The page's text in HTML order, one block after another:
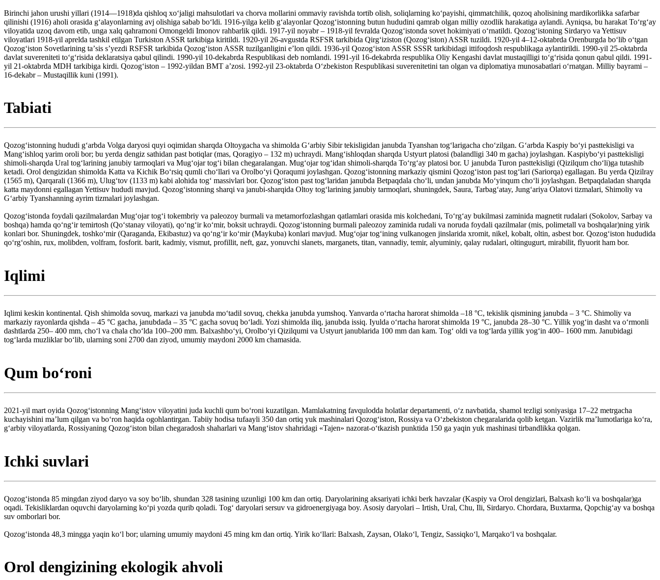
Birinchi jahon urushi yillari (1914—1918)da qishloq xoʻjaligi mahsulotlari va chorva mollarini ommaviy ravishda tortib olish, soliqlarning koʻpayishi, qimmatchilik, qozoq aholisining mardikorlikka safarbar
qilinishi (1916) aholi orasida gʻalayonlarning avj olishiga sabab boʻldi. 1916-yilga kelib gʻalayonlar Qozogʻistonning butun hududini qamrab olgan milliy ozodlik harakatiga aylandi. Ayniqsa, bu harakat Toʻrgʻay
viloyatida uzoq davom etib, unga xalq qahramoni Omongeldi Imonov rahbarlik qildi. 1917-yil noyabr – 1918-yil fevralda Qozogʻistonda sovet hokimiyati oʻrnatildi. Qozogʻistoning Sirdaryo va Yettisuv
viloyatlari 1918-yil aprelda tashkil etilgan Turkiston ASSR tarkibiga kiritildi. 1920-yil 26-avgustda RSFSR tarkibida Qirgʻiziston (Qozogʻiston) ASSR tuzildi. 1920-yil 4–12-oktabrda Orenburgda boʻlib oʻtgan
Qozogʻiston Sovetlarining taʼsis sʼyezdi RSFSR tarkibida Qozogʻiston ASSR tuzilganligini eʼlon qildi. 1936-yil Qozogʻiston ASSR SSSR tarkibidagi ittifoqdosh respublikaga aylantirildi. 1990-yil 25-oktabrda
davlat suvereniteti toʻgʻrisida deklaratsiya qabul qilindi. 1990-yil 10-dekabrda Respublikasi deb nomlandi. 1991-yil 16-dekabrda respublika Oliy Kengashi davlat mustaqilligi toʻgʻrisida qonun qabul qildi. 1991-
yil 21-oktabrda MDH tarkibiga kirdi. Qozogʻiston – 1992-yildan BMT aʼzosi. 1992-yil 23-oktabrda Oʻzbekiston Respublikasi suverenitetini tan olgan va diplomatiya munosabatlari oʻrnatgan. Milliy bayrami –
16-dekabr – Mustaqillik kuni (1991).
Tabiati
Qozogʻistonning hududi gʻarbda Volga daryosi quyi oqimidan sharqda Oltoygacha va shimolda Gʻarbiy Sibir tekisligidan janubda Tyanshan togʻlarigacha choʻzilgan. Gʻarbda Kaspiy boʻyi pasttekisligi va
Mangʻishloq yarim oroli bor; bu yerda dengiz sathidan past botiqlar (mas, Qoragiyo – 132 m) uchraydi. Mangʻishloqdan sharqda Ustyurt platosi (balandligi 340 m gacha) joylashgan. Kaspiyboʻyi pasttekisligi
shimoli-sharqda Ural togʻlarining janubiy tarmoqlari va Mugʻojar togʻi bilan chegaralangan. Mugʻojar togʻidan shimoli-sharqda Toʻrgʻay platosi bor. U janubda Turon pasttekisligi (Qizilqum choʻli)ga tutashib
ketadi. Orol dengizidan shimolda Katta va Kichik Boʻrsiq qumli choʻllari va Orolboʻyi Qoraqumi joylashgan. Qozogʻistonning markaziy qismini Qozogʻiston past togʻlari (Sariorqa) egallagan. Bu yerda Qizilray
(1565 m), Qarqarali (1366 m), Ulugʻtov (1133 m) kabi alohida togʻ massivlari bor. Qozogʻiston past togʻlaridan janubda Betpaqdala choʻli, undan janubda Moʻyinqum choʻli joylashgan. Betpaqdaladan sharqda
katta maydonni egallagan Yettisuv hududi mavjud. Qozogʻistonning sharqi va janubi-sharqida Oltoy togʻlarining janubiy tarmoqlari, shuningdek, Saura, Tarbagʻatay, Jungʻariya Olatovi tizmalari, Shimoliy va
Gʻarbiy Tyanshanning ayrim tizmalari joylashgan.
Qozogʻistonda foydali qazilmalardan Mugʻojar togʻi tokembriy va paleozoy burmali va metamorfozlashgan qatlamlari orasida mis kolchedani, Toʻrgʻay bukilmasi zaminida magnetit rudalari (Sokolov, Sarbay va
boshqa) hamda qoʻngʻir temirtosh (Qoʻstanay viloyati), qoʻngʻir koʻmir, boksit uchraydi. Qozogʻistonning burmali paleozoy zaminida rudali va noruda foydali qazilmalar (mis, polimetall va boshqalar)ning yirik
konlari bor. Shuningdek, toshkoʻmir (Qaraganda, Ekibastuz) va qoʻngʻir koʻmir (Maykuba) konlari mavjud. Mugʻojar togʻining vulkanogen jinslarida xromit, nikel, kobalt, oltin, asbest bor. Qozogʻiston hududida
qoʻrgʻoshin, rux, molibden, volfram, fosforit. barit, kadmiy, vismut, profillit, neft, gaz, yonuvchi slanets, marganets, titan, vannadiy, temir, alyuminiy, qalay rudalari, oltingugurt, mirabilit, flyuorit ham bor.
Iqlimi
Iqlimi keskin kontinental. Qish shimolda sovuq, markazi va janubda moʻtadil sovuq, chekka janubda yumshoq. Yanvarda oʻrtacha harorat shimolda –18 °C, tekislik qismining janubda – 3 °C. Shimoliy va
markaziy rayonlarda qishda – 45 °C gacha, janubdada – 35 °C gacha sovuq boʻladi. Yozi shimolda iliq, janubda issiq. Iyulda oʻrtacha harorat shimolda 19 °C, janubda 28–30 °C. Yillik yogʻin dasht va oʻrmonli
dashtlarda 250– 400 mm, choʻl va chala choʻlda 100–200 mm. Balxashboʻyi, Orolboʻyi Qizilqumi va Ustyurt janublarida 100 mm dan kam. Togʻ oldi va togʻlarda yillik yogʻin 400– 1600 mm. Janubidagi
togʻlarda muzliklar boʻlib, ularning soni 2700 dan ziyod, umumiy maydoni 2000 km chamasida.
Qum boʻroni
2021-yil mart oyida Qozogʻistonning Mangʻistov viloyatini juda kuchli qum boʻroni kuzatilgan. Mamlakatning favqulodda holatlar departamenti, oʻz navbatida, shamol tezligi soniyasiga 17–22 metrgacha
kuchayishini maʼlum qilgan va boʻron haqida ogohlantirgan. Tabiiy hodisa tufaayli 350 dan ortiq yuk mashinalari Qozogʻiston, Rossiya va Oʻzbekiston chegaralarida qolib ketgan. Vazirlik maʼlumotlariga koʻra,
gʻarbiy viloyatlarda, Rossiyaning Qozogʻiston bilan chegaradosh shaharlari va Mangʻistov shahridagi «Tajen» nazorat-oʻtkazish punktida 150 ga yaqin yuk mashinasi tirbandlikka qolgan.
Ichki suvlari
Qozogʻistonda 85 mingdan ziyod daryo va soy boʻlib, shundan 328 tasining uzunligi 100 km dan ortiq. Daryolarining aksariyati ichki berk havzalar (Kaspiy va Orol dengizlari, Balxash koʻli va boshqalar)ga
oqadi. Tekisliklardan oquvchi daryolarning koʻpi yozda qurib qoladi. Togʻ daryolari sersuv va gidroenergiyaga boy. Asosiy daryolari – Irtish, Ural, Chu, Ili, Sirdaryo. Chordara, Buxtarma, Qopchigʻay va boshqa
suv omborlari bor.
Qozogʻistonda 48,3 mingga yaqin koʻl bor; ularning umumiy maydoni 45 ming km dan ortiq. Yirik koʻllari: Balxash, Zaysan, Olakoʻl, Tengiz, Sassiqkoʻl, Marqakoʻl va boshqalar.
Orol dengizining ekologik ahvoli